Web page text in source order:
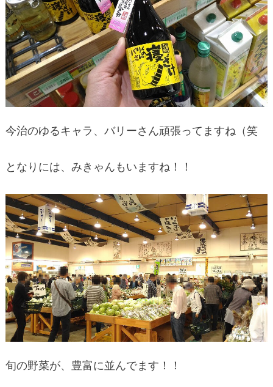
今治のゆるキャラ、バリーさん頑張ってますね（笑
となりには、みきゃんもいますね！！
旬の野菜が、豊富に並んでます！！